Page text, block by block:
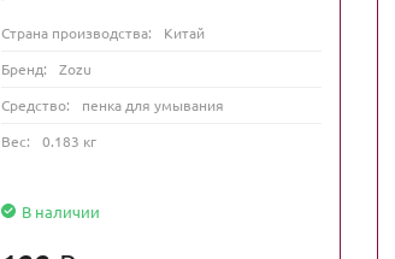
Страна производства:
Китай
Бренд:
Zozu
Средство:
пенка для умывания
Вес:
0.183 кг
В наличии